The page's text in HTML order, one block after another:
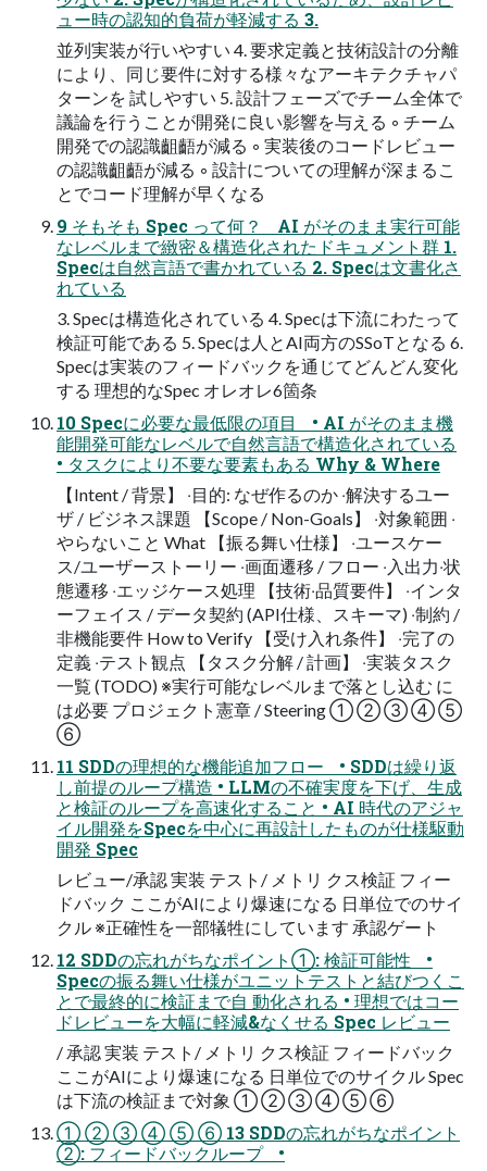
ュー時の認知的負荷が軽減する 3.
並列実装が⾏いやすい 4. 要求定義と技術設計の分離
により、同じ要件に対する様々なアーキテクチャパ
ターンを 試しやすい 5. 設計フェーズでチーム全体で
議論を⾏うことが開発に良い影響を与える ◦ チーム
開発での認識齟齬が減る ◦ 実装後のコードレビュー
の認識齟齬が減る ◦ 設計についての理解が深まるこ
とでコード理解が早くなる
9 そもそも Spec って何？ AI がそのまま実⾏可能
なレベルまで緻密＆構造化されたドキュメント群 1.
Specは自然言語で書かれている 2. Specは文書化さ
れている
3. Specは構造化されている 4. Specは下流にわたって
検証可能である 5. Specは人とAI両方のSSoTとなる 6.
Specは実装のフィードバックを通じてどんどん変化
する 理想的なSpec オレオレ6箇条
10 Specに必要な最低限の項目 • AI がそのまま機
能開発可能なレベルで⾃然⾔語で構造化されている
• タスクにより不要な要素もある Why & Where
【Intent / 背景】 ‧⽬的: なぜ作るのか ‧解決するユー
ザ / ビジネス課題 【Scope / Non-Goals】 ‧対象範囲 ‧
やらないこと What 【振る舞い仕様】 ‧ユースケー
ス/ユーザーストーリー ‧画⾯遷移 / フロー ‧⼊出⼒‧状
態遷移 ‧エッジケース処理 【技術‧品質要件】 ‧インタ
ーフェイス / データ契約 (API仕様、スキーマ) ‧制約 /
⾮機能要件 How to Verify 【受け⼊れ条件】 ‧完了の
定義 ‧テスト観点 【タスク分解 / 計画】 ‧実装タスク
⼀覧 (TODO) ※実⾏可能なレベルまで落とし込む に
は必要 プロジェクト憲章 / Steering ① ② ③ ④ ⑤
⑥
11 SDDの理想的な機能追加フロー • SDDは繰り返
し前提のループ構造 • LLMの不確実度を下げ、⽣成
と検証のループを⾼速化すること • AI 時代のアジャ
イル開発をSpecを中⼼に再設計したものが仕様駆動
開発 Spec
レビュー/承認 実装 テスト/ メトリ クス検証 フィー
ドバック ここがAIにより爆速になる ⽇単位でのサイ
クル ※正確性を⼀部犠牲にしています 承認ゲート
12 SDDの忘れがちなポイント①: 検証可能性 •
Specの振る舞い仕様がユニットテストと結びつくこ
とで最終的に検証まで⾃ 動化される • 理想ではコー
ドレビューを⼤幅に軽減&なくせる Spec レビュー
/ 承認 実装 テスト/ メトリ クス検証 フィードバック
ここがAIにより爆速になる ⽇単位でのサイクル Spec
は下流の検証まで対象 ① ② ③ ④ ⑤ ⑥
① ② ③ ④ ⑤ ⑥ 13 SDDの忘れがちなポイント
②: フィードバックループ •